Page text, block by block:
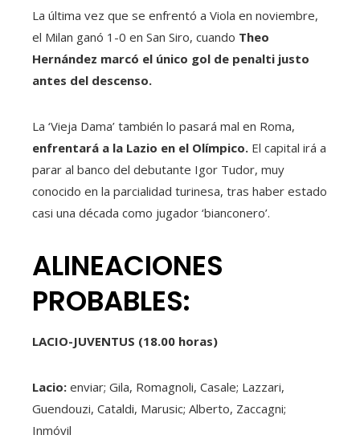
La última vez que se enfrentó a Viola en noviembre,
el Milan ganó 1-0 en San Siro, cuando Theo
Hernández marcó el único gol de penalti justo
antes del descenso.
La ‘Vieja Dama’ también lo pasará mal en Roma,
enfrentará a la Lazio en el Olímpico. El capital irá a
parar al banco del debutante Igor Tudor, muy
conocido en la parcialidad turinesa, tras haber estado
casi una década como jugador ‘bianconero’.
ALINEACIONES
PROBABLES:
LACIO-JUVENTUS (18.00 horas)
Lacio: enviar; Gila, Romagnoli, Casale; Lazzari,
Guendouzi, Cataldi, Marusic; Alberto, Zaccagni;
Inmóvil